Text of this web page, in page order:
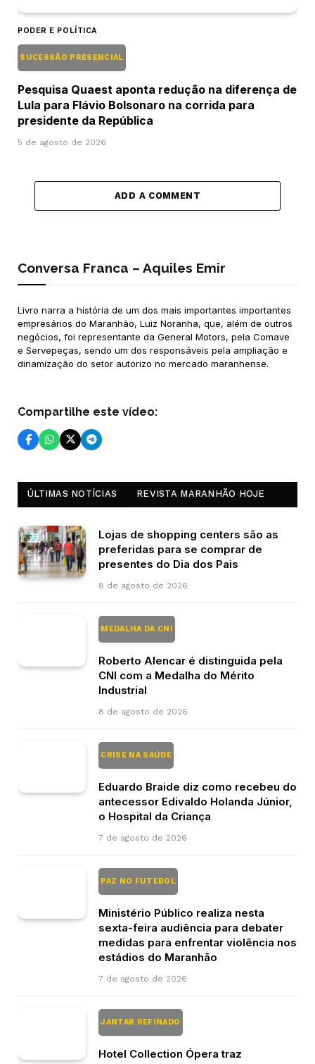
PODER E POLÍTICA
SUCESSÃO PRESENCIAL
Pesquisa Quaest aponta redução na diferença de
Lula para Flávio Bolsonaro na corrida para
presidente da República
5 de agosto de 2026
ADD A COMMENT
Conversa Franca – Aquiles Emir
Livro narra a história de um dos mais importantes importantes
empresários do Maranhão, Luiz Noranha, que, além de outros
negócios, foi representante da General Motors, pela Comave
e Servepeças, sendo um dos responsáveis pela ampliação e
dinamização do setor autorizo no mercado maranhense.
Compartilhe este vídeo:
ÚLTIMAS NOTÍCIAS REVISTA MARANHÃO HOJE
Lojas de shopping centers são as
preferidas para se comprar de
presentes do Dia dos Pais
8 de agosto de 2026
MEDALHA DA CNI
Roberto Alencar é distinguida pela
CNI com a Medalha do Mérito
Industrial
8 de agosto de 2026
CRISE NA SAÚDE
Eduardo Braide diz como recebeu do
antecessor Edivaldo Holanda Júnior,
o Hospital da Criança
7 de agosto de 2026
PAZ NO FUTEBOL
Ministério Público realiza nesta
sexta-feira audiência para debater
medidas para enfrentar violência nos
estádios do Maranhão
7 de agosto de 2026
JANTAR REFINADO
Hotel Collection Ópera traz